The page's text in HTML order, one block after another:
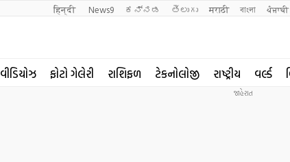
हिन्दी News9 ಕನ್ನಡ తెలుగు मराठी বাংলা ਪੰਜਾਬੀ
વીડિયોઝ ફોટો ગેલેરી રાશિફળ ટેકનોલોજી રાષ્ટ્રીય વર્લ્ડ